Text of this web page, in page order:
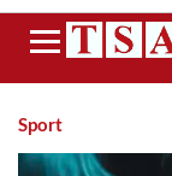
Menu
Sport